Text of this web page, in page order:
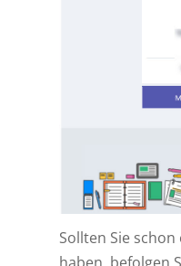
Sollten Sie